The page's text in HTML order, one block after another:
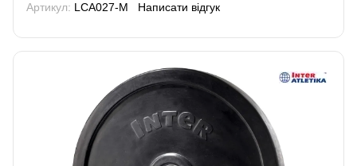
Артикул: LCA027-M Написати відгук